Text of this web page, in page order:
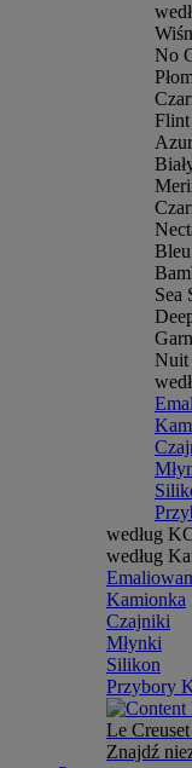
No
Flint
Sea
Nuit
według
według
Kamionka
Czajniki
Młynki
Silikon
Przybory
Le
Znajdź